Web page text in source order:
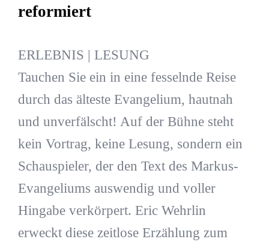
reformiert
ERLEBNIS | LESUNG
Tauchen Sie ein in eine fesselnde Reise
durch das älteste Evangelium, hautnah
und unverfälscht! Auf der Bühne steht
kein Vortrag, keine Lesung, sondern ein
Schauspieler, der den Text des Markus-
Evangeliums auswendig und voller
Hingabe verkörpert. Eric Wehrlin
erweckt diese zeitlose Erzählung zum